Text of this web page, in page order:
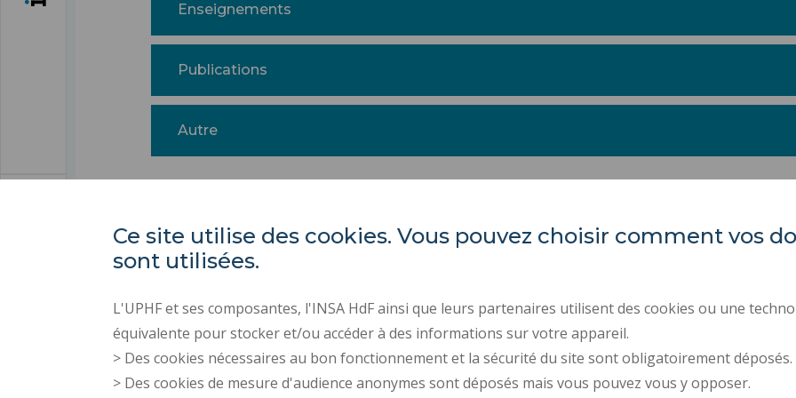
Enseignements
Publications
Autre
Les Tertiales
Rue des Cent Têtes
59313 VALENCIENNES CEDEX 9
RECRUTEMENTS
DONNÉES
Ce site utilise des cookies. Vous pouvez choisir comment vos
sont utilisées.
L'UPHF et ses composantes, l'INSA HdF ainsi que leurs partenaires utilisent des cookies ou une
équivalente pour stocker et/ou accéder à des informations sur votre appareil.
> Des cookies nécessaires au bon fonctionnement et la sécurité du site sont obligatoirement déposés.
> Des cookies de mesure d'audience anonymes sont déposés mais vous pouvez vous y opposer.